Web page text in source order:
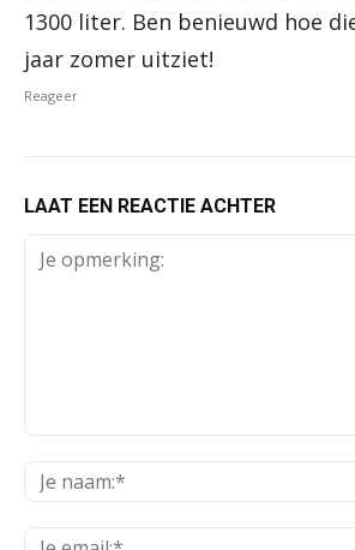
1300 liter. Ben benieuwd hoe
jaar zomer uitziet!
Reageer
LAAT EEN REACTIE ACHTER